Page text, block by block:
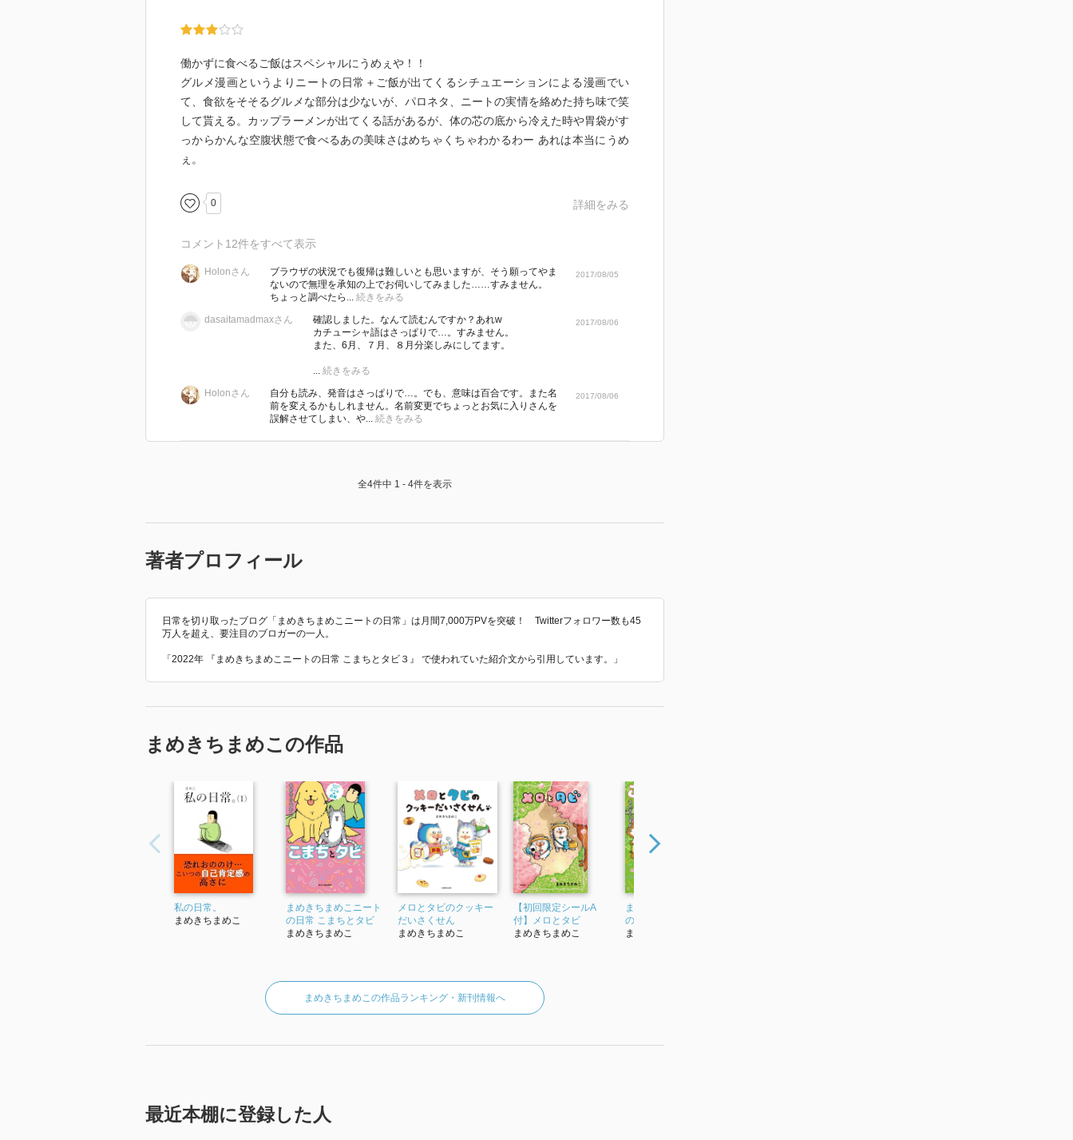
働かずに食べるご飯はスペシャルにうめぇや！！
グルメ漫画というよりニートの日常＋ご飯が出てくるシチュエーションによる漫画でい
て、食欲をそそるグルメな部分は少ないが、パロネタ、ニートの実情を絡めた持ち味で笑
して貰える。カップラーメンが出てくる話があるが、体の芯の底から冷えた時や胃袋がす
っからかんな空腹状態で食べるあの美味さはめちゃくちゃわかるわー あれは本当にうめ
ぇ。
0 詳細をみる
コメント 12件をすべて表示
Holonさん
ブラウザの状況でも復帰は難しいとも思いますが、そう願ってやま
ないので無理を承知の上でお伺いしてみました……すみません。
ちょっと調べたら...
続きをみる
2017/08/05
dasaitamadmaxさん
確認しました。なんて読むんですか？あれw
カチューシャ語はさっぱりで…。すみません。
また、6月、７月、８月分楽しみにしてます。
続きをみる
2017/08/06
Holonさん
自分も読み、発音はさっぱりで…。でも、意味は百合です。また名
前を変えるかもしれません。名前変更でちょっとお気に入りさんを
誤解させてしまい、や...
続きをみる
2017/08/06
全4件中 1 - 4件を表示
著者プロフィール
日常を切り取ったブログ「まめきちまめこニートの日常」は月間7,000万PVを突破！ Twitterフォロワー数も45
万人を超え、要注目のブロガーの一人。
「2022年 『まめきちまめこニートの日常 こまちとタビ３』 で使われていた紹介文から引用しています。」
まめきちまめこの作品
私の日常。
まめきちまめこ
まめきちまめこニート
の日常 こまちとタビ
まめきちまめこ
メロとタビのクッキー
だいさくせん
まめきちまめこ
【初回限定シールA
付】メロとタビ
まめきちまめこ
まめきちまめこニート
の日常 こまちとタビ2
まめきちまめこ
まめきちまめこの作品ランキング・新刊情報へ
最近本棚に登録した人